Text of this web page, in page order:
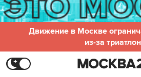
Движение в Москве
из-за